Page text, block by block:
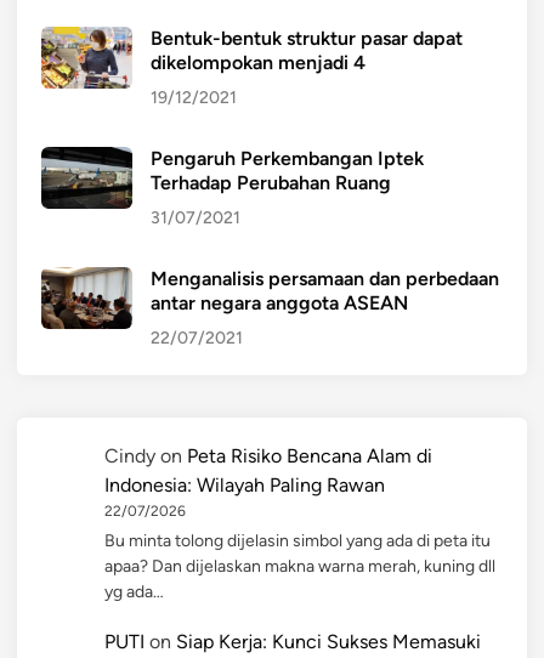
Bentuk-bentuk struktur pasar dapat
dikelompokan menjadi 4
19/12/2021
Pengaruh Perkembangan Iptek
Terhadap Perubahan Ruang
31/07/2021
Menganalisis persamaan dan perbedaan
antar negara anggota ASEAN
22/07/2021
Cindy on Peta Risiko Bencana Alam di
Indonesia: Wilayah Paling Rawan
22/07/2026
Bu minta tolong dijelasin simbol yang ada di peta itu
apaa? Dan dijelaskan makna warna merah, kuning dll
yg ada…
PUTI on Siap Kerja: Kunci Sukses Memasuki